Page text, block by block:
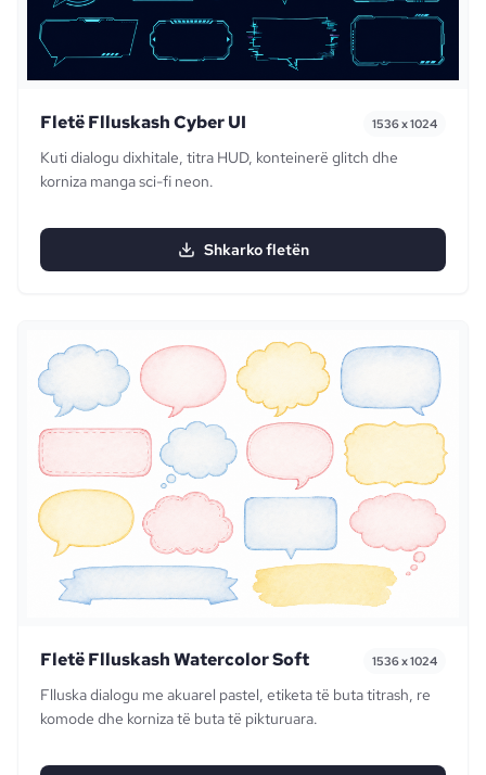
Fletë Flluskash Cyber UI 1536 x 1024
Kuti dialogu dixhitale, titra HUD, konteinerë glitch dhe
korniza manga sci-fi neon.
Shkarko fletën
Fletë Flluskash Watercolor Soft 1536 x 1024
Flluska dialogu me akuarel pastel, etiketa të buta titrash, re
komode dhe korniza të buta të pikturuara.